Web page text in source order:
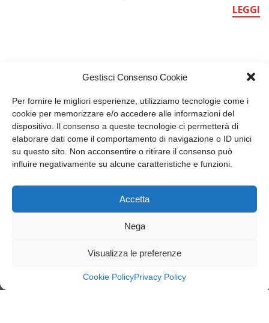
Gestisci Consenso Cookie
Per fornire le migliori esperienze, utilizziamo tecnologie come i
cookie per memorizzare e/o accedere alle informazioni del
dispositivo. Il consenso a queste tecnologie ci permetterà di
elaborare dati come il comportamento di navigazione o ID unici
su questo sito. Non acconsentire o ritirare il consenso può
influire negativamente su alcune caratteristiche e funzioni.
Accetta
Nega
Visualizza le preferenze
Cookie PolicyPrivacy Policy
LEGGI
member of CAREL group
Recuperator S.p.A.